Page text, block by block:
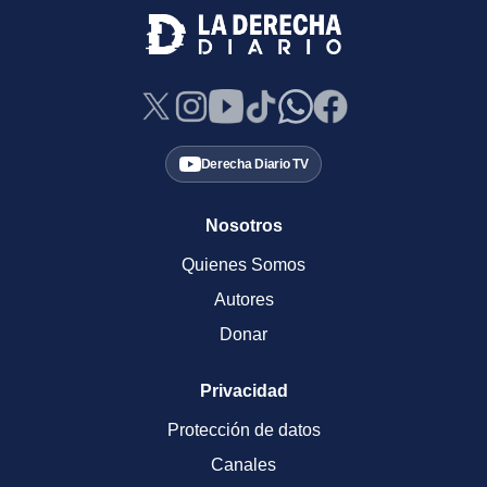
Derecha Diario TV
Nosotros
Quienes Somos
Autores
Donar
Privacidad
Protección de datos
Canales